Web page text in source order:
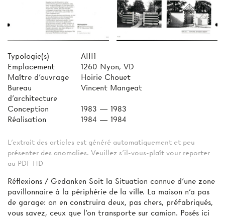
Typologie(s)
AIII1
Emplacement
1260 Nyon, VD
Maître d'ouvrage
Hoirie Chouet
Bureau
d'architecture
Vincent Mangeat
Conception
1983 — 1983
Réalisation
1984 — 1984
L'extrait des articles est généré automatiquement et peu
présenter des anomalies. Veuillez s'il-vous-plaît vour reporter
au PDF HD
Réflexions / Gedanken Soit la Situation connue d'une zone
pavillonnaire à la périphérie de la ville. La maison n'a pas
de garage: on en construira deux, pas chers, préfabriqués,
vous savez, ceux que l’on transporte sur camion. Posés ici